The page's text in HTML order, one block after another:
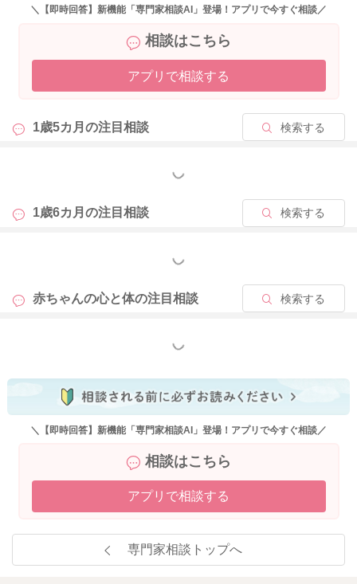
息子さんが真白さんに伝えようとしていること、お願いをして
をせずに、息子さんがどのように表現を増やしていくのかを待
ってみてもいいかもしれません。
「なあに？」「どうしたの？」と待ってみてもいいと思いま
す。
訴えようとしていることを読み解いていくようにされてみるの
先回りをしてやらないようにされてみるといいとされますよ。
おもちゃを持ってきてくれることもクレーン現象と言われるこ
ともあるということですが、まだ言葉で表現ができない頃のお
子さんであれば、一時的にクレーン現象は見られることはよく
成長に伴い、表現方法が増えていくことで、クレーン現象も見
す。
よかったら参考になさってみてください。
どうぞよろしくお願いします。
＼【即時回答】新機能「専門家相談AI」登場！アプリで今すぐ相談／
相談はこちら
アプリで相談する
1歳5カ月の注目相談 検索する
もっと見る
1歳6カ月の注目相談 検索する
もっと見る
赤ちゃんの心と体の注目相談 検索する
もっと見る
＼【即時回答】新機能「専門家相談AI」登場！アプリで今すぐ相談／
相談はこちら
アプリで相談する
専門家相談トップへ